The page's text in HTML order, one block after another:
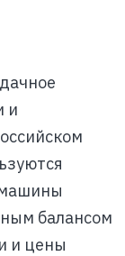
и
машины
балансом
и цены